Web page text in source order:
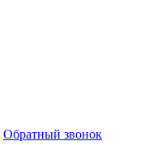
Обратный звонок